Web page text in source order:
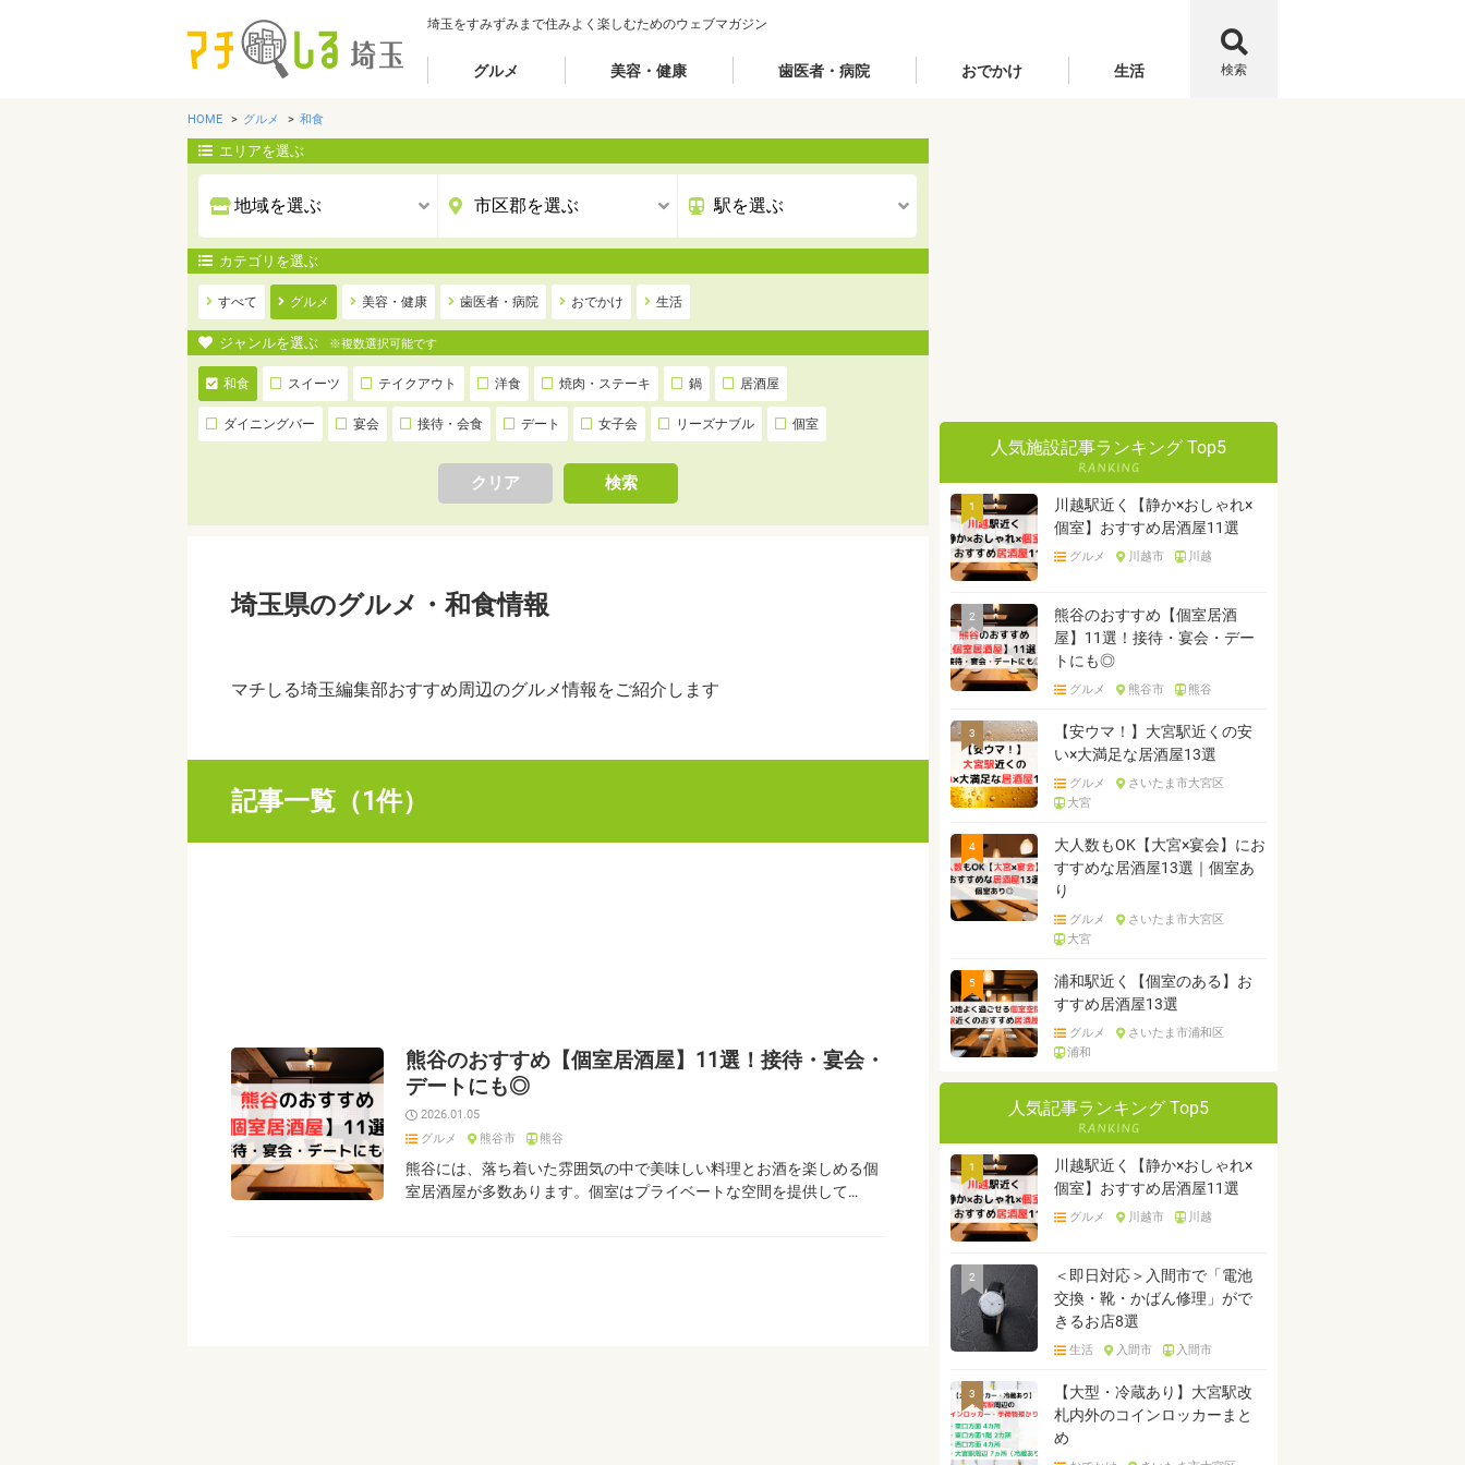
埼玉をすみずみまで住みよく楽しむためのウェブマガジン
グルメ 美容・健康 歯医者・病院 おでかけ 生活 検索
HOME グルメ 和食
エリアを選ぶ
カテゴリを選ぶ
すべて グルメ 美容・健康 歯医者・病院 おでかけ 生活
ジャンルを選ぶ ※複数選択可能です
和食 スイーツ テイクアウト 洋食 焼肉・ステーキ 鍋 居酒屋
ダイニングバー 宴会 接待・会食 デート 女子会 リーズナブル 個室
クリア 検索
埼玉県のグルメ・和食情報
マチしる埼玉編集部おすすめ周辺のグルメ情報をご紹介します
記事一覧（1件）
熊谷のおすすめ【個室居酒屋】11選！接待・宴会・
デートにも◎
2026.01.05
グルメ
熊谷市 熊谷
熊谷には、落ち着いた雰囲気の中で美味しい料理とお酒を楽しめる個
室居酒屋が多数あります。個室はプライベートな空間を提供して…
人気施設記事ランキング Top5
1
川越駅近く【静か×おしゃれ×
個室】おすすめ居酒屋11選
グルメ 川越市 川越
2
熊谷のおすすめ【個室居酒
屋】11選！接待・宴会・デー
トにも◎
グルメ 熊谷市 熊谷
3
【安ウマ！】大宮駅近くの安
い×大満足な居酒屋13選
グルメ
さいたま市大宮区
大宮
4
大人数もOK【大宮×宴会】にお
すすめな居酒屋13選｜個室あ
り
グルメ
さいたま市大宮区
大宮
5
浦和駅近く【個室のある】お
すすめ居酒屋13選
グルメ
さいたま市浦和区
浦和
人気記事ランキング Top5
1
川越駅近く【静か×おしゃれ×
個室】おすすめ居酒屋11選
グルメ 川越市 川越
2
＜即日対応＞入間市で「電池
交換・靴・かばん修理」がで
きるお店8選
生活 入間市 入間市
3
【大型・冷蔵あり】大宮駅改
札内外のコインロッカーまと
め